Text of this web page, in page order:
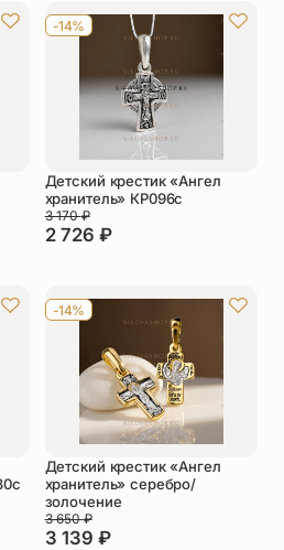
Цепи
Шнурки на
шею
-14%
Детский крестик «Ангел
хранитель» КР096с
2 726 ₽
3 170₽
-14%
Детский крестик «Ангел
хранитель» серебро/
золочение
3 139 ₽
3 650₽